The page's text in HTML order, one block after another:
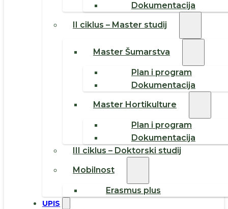
Dokumentacija
II ciklus – Master studij
Master Šumarstva
Plan i program
Dokumentacija
Master Hortikulture
Plan i program
Dokumentacija
III ciklus – Doktorski studij
Mobilnost
Erasmus plus
UPIS